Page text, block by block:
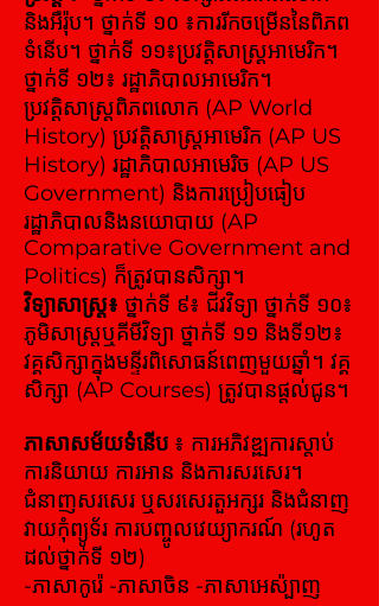
និងអឺរ៉ុប។ ថ្នាក់ទី ១០ ៖ការរីកចម្រើននៃពិភព
ទំនើប។ ថ្នាក់ទី ១១៖ប្រវត្តិសាស្ត្រអាមេរិក។
ថ្នាក់ទី ១២៖ រដ្ឋាភិបាលអាមេរិក។
ប្រវតិ្តសាស្រ្តពិភពលោក (AP World
History) ប្រវត្តិសាស្ត្រអាមេរិក (AP US
History) រដ្ឋាភិបាលអាមេរិច (AP US
Government) និងការប្រៀបធៀប
រដ្ឋាភិបាលនិងនយោបាយ (AP
Comparative Government and
Politics) ក៏ត្រូវបានសិក្សា។
វិទ្យាសាស្ត្រ៖ ថ្នាក់ទី ៩៖ ជីវវិទ្យា ថ្នាក់ទី ១០៖
ភូមិសាស្ត្រឬគីមីវិទ្យា ថ្នាក់ទី ១១ និងទី១២៖
វគ្គសិក្សាក្នុងមន្ទីរពិសោធន៍ពេញមួយឆ្នាំ។ វគ្គ
សិក្សា (AP Courses) ត្រូវបានផ្តល់ជូន។
ភាសាសម័យទំនើប ៖ ការអភិវឌ្ឍការស្តាប់
ការនិយាយ ការអាន និងការសរសេរ។
ជំនាញសរសេរ ឬសរសេរតួអក្សរ និងជំនាញ
វាយកុំព្យូទ័រ ការបញ្ចូលវេយ្យាករណ៍ (រហូត
ដល់ថ្នាក់ទី ១២)
-ភាសាកូរ៉េ -ភាសាចិន -ភាសាអេស៉្បាញ